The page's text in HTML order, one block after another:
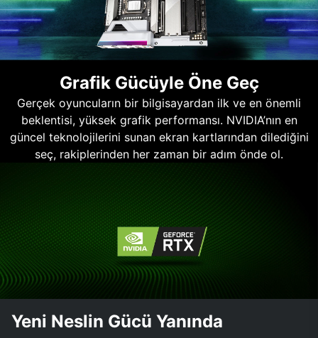
Grafik Gücüyle Öne Geç
Gerçek oyuncuların bir bilgisayardan ilk ve en önemli
beklentisi, yüksek grafik performansı. NVIDIA’nın en
güncel teknolojilerini sunan ekran kartlarından dilediğini
seç, rakiplerinden her zaman bir adım önde ol.
Yeni Neslin Gücü Yanında